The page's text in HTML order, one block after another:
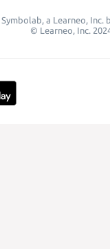
Symbolab, a Learneo, Inc.
© Learneo, Inc.